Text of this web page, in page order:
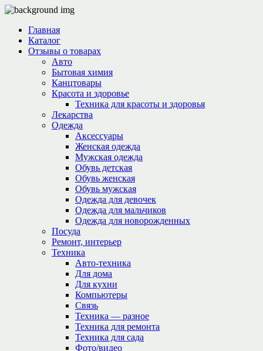
Главная
Каталог
Отзывы о товарах
Авто
Бытовая химия
Канцтовары
Красота и здоровье
Техника для красоты и здоровья
Лекарства
Одежда
Аксессуары
Женская одежда
Мужская одежда
Обувь детская
Обувь женская
Обувь мужская
Одежда для девочек
Одежда для мальчиков
Одежда для новорожденных
Посуда
Ремонт, интерьер
Техника
Авто-техника
Для дома
Для кухни
Компьютеры
Связь
Техника — разное
Техника для ремонта
Техника для сада
Фото/видео